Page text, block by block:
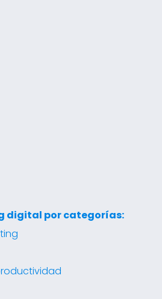
digital por categorías: